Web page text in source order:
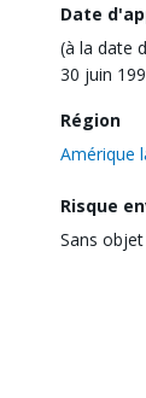
Date
(à la date
30 juin
Région
Amérique
Risque
Sans objet